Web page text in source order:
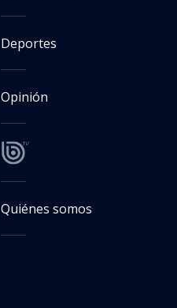
Deportes
Opinión
Quiénes somos